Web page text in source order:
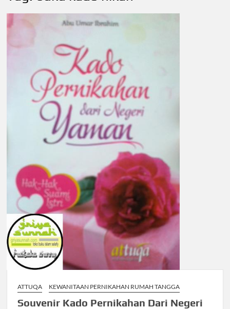
ATTUQA KEWANITAAN PERNIKAHAN RUMAH TANGGA
Souvenir Kado Pernikahan Dari Negeri